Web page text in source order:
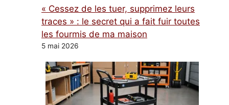
« Cessez de les tuer, supprimez leurs
traces » : le secret qui a fait fuir toutes
les fourmis de ma maison
5 mai 2026